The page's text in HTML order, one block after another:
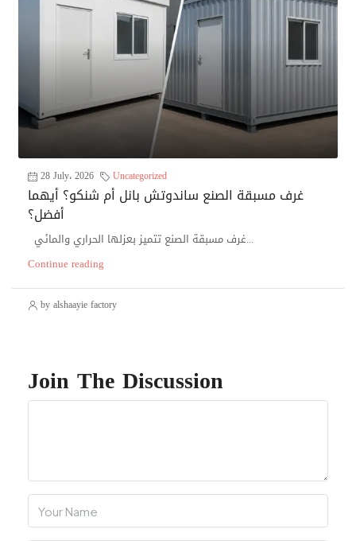
28 July، 2026 Uncategorized
غرف مسبقة الصنع ساندوتش بانل أم شنكو؟ أيهما
أفضل؟
غرف مسبقة الصنع تتميز بعزلها الحراري والمائي...
Continue reading
by alshaayie factory
Join The Discussion